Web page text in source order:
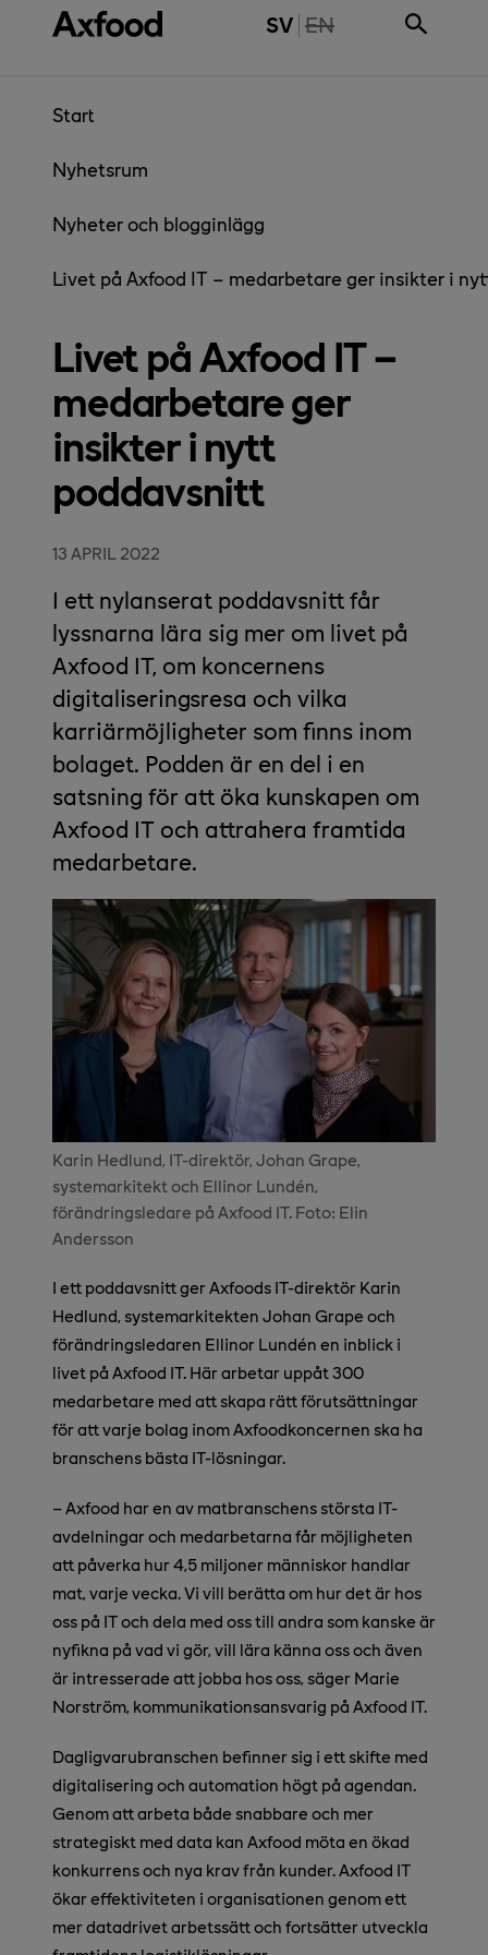
Gå direkt till innehåll SV THE PAGE IS NOT
EN
Start
Nyhetsrum
Nyheter och blogginlägg
Livet på Axfood IT – medarbetare ger insikter i
Livet på Axfood IT –
medarbetare ger
insikter i nytt
poddavsnitt
13 APRIL 2022
I ett nylanserat poddavsnitt får
lyssnarna lära sig mer om livet på
Axfood IT, om koncernens
digitaliseringsresa och vilka
karriärmöjligheter som finns inom
bolaget. Podden är en del i en
satsning för att öka kunskapen om
Axfood IT och attrahera framtida
medarbetare.
Karin Hedlund, IT-direktör, Johan Grape,
systemarkitekt och Ellinor Lundén,
förändringsledare på Axfood IT. Foto: Elin
Andersson
I ett poddavsnitt ger Axfoods IT-direktör Karin
Hedlund, systemarkitekten Johan Grape och
förändringsledaren Ellinor Lundén en inblick i
livet på Axfood IT. Här arbetar uppåt 300
medarbetare med att skapa rätt förutsättningar
för att varje bolag inom Axfoodkoncernen ska ha
branschens bästa IT-lösningar.
– Axfood har en av matbranschens största IT-
avdelningar och medarbetarna får möjligheten
att påverka hur 4,5 miljoner människor handlar
mat, varje vecka. Vi vill berätta om hur det är hos
oss på IT och dela med oss till andra som kanske är
nyfikna på vad vi gör, vill lära känna oss och även
är intresserade att jobba hos oss, säger Marie
Norström, kommunikationsansvarig på Axfood IT.
Dagligvarubranschen befinner sig i ett skifte med
digitalisering och automation högt på agendan.
Genom att arbeta både snabbare och mer
strategiskt med data kan Axfood möta en ökad
konkurrens och nya krav från kunder. Axfood IT
ökar effektiviteten i organisationen genom ett
mer datadrivet arbetssätt och fortsätter utveckla